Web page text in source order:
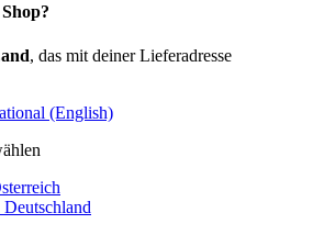
, das mit deiner Lieferadresse
(English)
Deutschland